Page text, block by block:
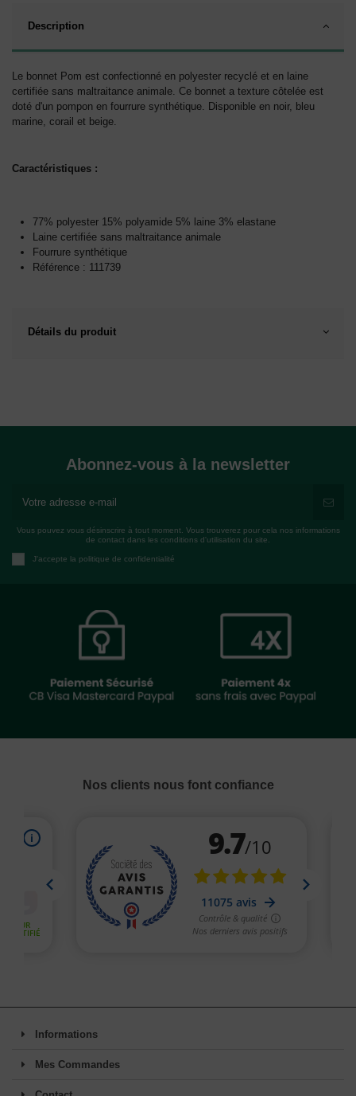
Description
Le bonnet Pom est confectionné en polyester recyclé et en laine
certifiée sans maltraitance animale. Ce bonnet a texture côtelée est
doté d'un pompon en fourrure synthétique. Disponible en noir, bleu
marine, corail et beige.
Caractéristiques :
77% polyester 15% polyamide 5% laine 3% elastane
Laine certifiée sans maltraitance animale
Fourrure synthétique
Référence : 111739
Détails du produit
Abonnez-vous à la newsletter
Vous pouvez vous désinscrire à tout moment. Vous trouverez pour cela nos informations
de contact dans les conditions d'utilisation du site.
J'accepte la politique de confidentialité
Nos clients nous font confiance
Informations
Mes Commandes